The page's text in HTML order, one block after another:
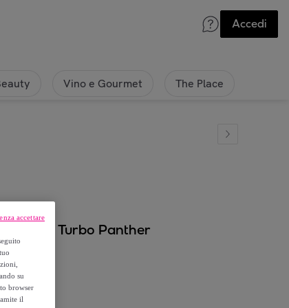
Accedi
Vino e Gourmet The Place
Mitica Turbo Panther
su
browser
il
accettare